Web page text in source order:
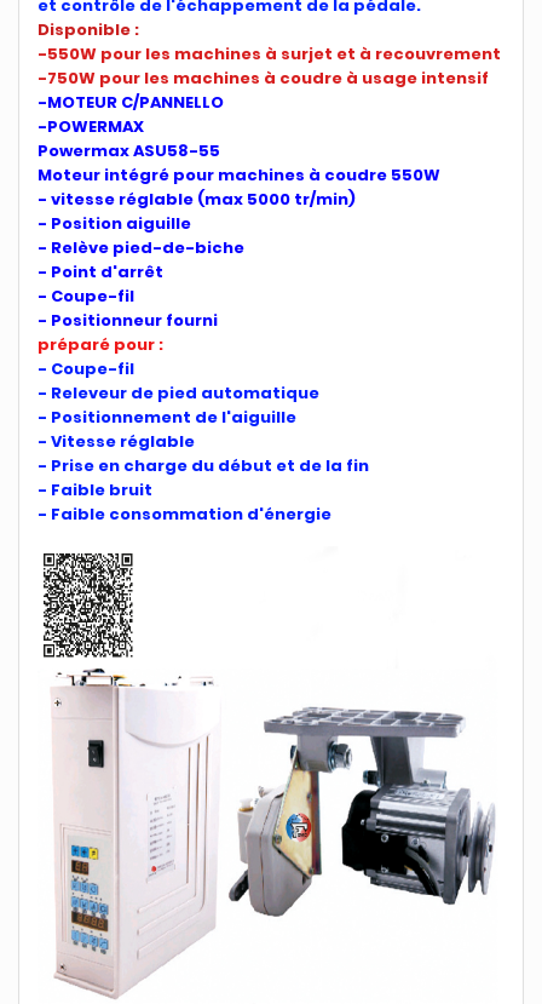
et contrôle de l'échappement de la pédale.
Disponible :
-550W pour les machines à surjet et à recouvrement
-750W pour les machines à coudre à usage intensif
-MOTEUR C/PANNELLO
-POWERMAX
Powermax ASU58-55
Moteur intégré pour machines à coudre 550W
- vitesse réglable (max 5000 tr/min)
- Position aiguille
- Relève pied-de-biche
- Point d'arrêt
- Coupe-fil
- Positionneur fourni
préparé pour :
- Coupe-fil
- Releveur de pied automatique
- Positionnement de l'aiguille
- Vitesse réglable
- Prise en charge du début et de la fin
- Faible bruit
- Faible consommation d'énergie